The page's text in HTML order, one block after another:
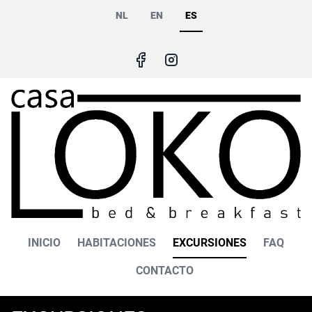
NL EN ES
MainINICIO HABITACIONES EXCURSIONES FAQ
CONTACTO